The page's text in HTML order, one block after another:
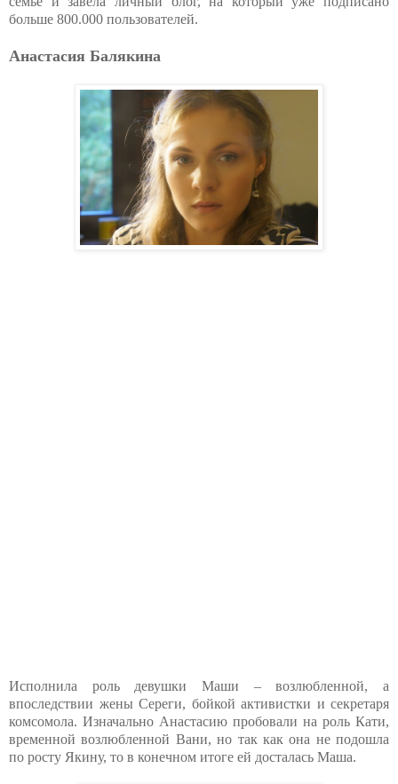
больше 800.000 пользователей.
Анастасия Балякина
Исполнила роль девушки Маши – возлюбленной, а
впоследствии жены Сереги, бойкой активистки и секретаря
комсомола. Изначально Анастасию пробовали на роль Кати,
временной возлюбленной Вани, но так как она не подошла
по росту Якину, то в конечном итоге ей досталась Маша.